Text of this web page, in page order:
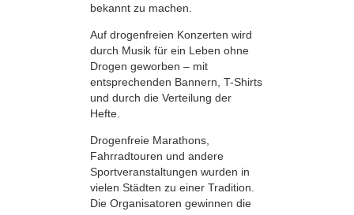
bekannt zu machen.
Auf drogenfreien Konzerten wird
durch Musik für ein Leben ohne
Drogen geworben – mit
entsprechenden Bannern, T-Shirts
und durch die Verteilung der
Hefte.
Drogenfreie Marathons,
Fahrradtouren und andere
Sportveranstaltungen wurden in
vielen Städten zu einer Tradition.
Die Organisatoren gewinnen die